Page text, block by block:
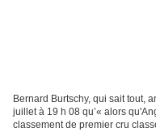
Bernard Burtschy, qui sait tout,
juillet à 19 h 08 qu’« alors
classement de premier cru